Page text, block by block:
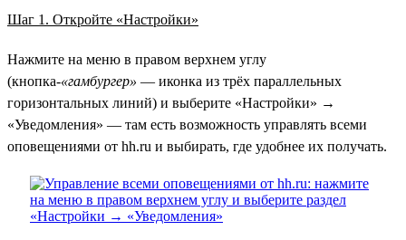
Шаг 1. Откройте «Настройки»
Нажмите на меню в правом верхнем углу
(кнопка-«гамбургер» — иконка из трёх параллельных
горизонтальных линий) и выберите «Настройки» →
«Уведомления» — там есть возможность управлять всеми
оповещениями от hh.ru и выбирать, где удобнее их получать.